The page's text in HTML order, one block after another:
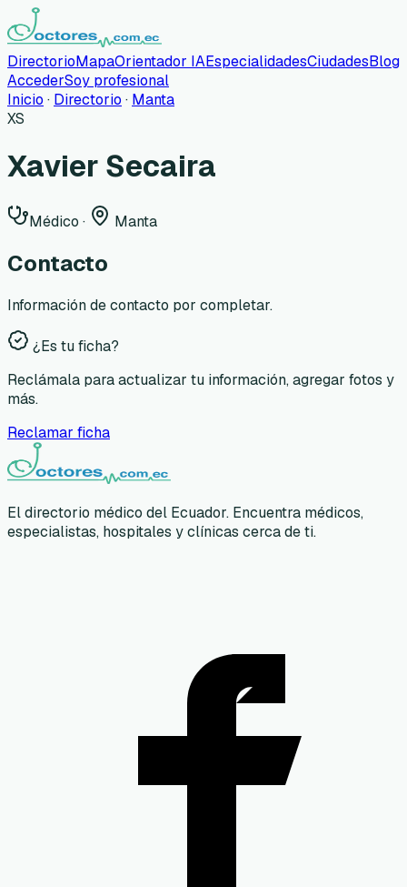
DirectorioMapaOrientador IAEspecialidadesCiudadesBlog
AccederSoy profesional
Inicio · Directorio · Manta
XS
Xavier Secaira
Médico · Manta
Contacto
Información de contacto por completar.
¿Es tu ficha?
Reclámala para actualizar tu información, agregar fotos y
más.
Reclamar ficha
El directorio médico del Ecuador. Encuentra médicos,
especialistas, hospitales y clínicas cerca de ti.